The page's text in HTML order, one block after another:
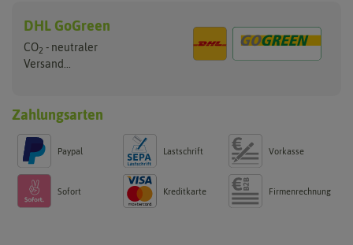
DHL GoGreen
CO2 - neutraler
Versand...
Zahlungsarten
Paypal Lastschrift Vorkasse
Sofort Kreditkarte Firmenrechnung